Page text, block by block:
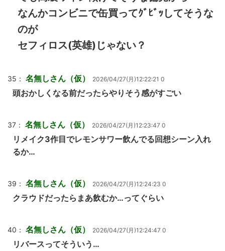
なんかコンビニで缶買ってｸﾞﾋﾞｯしてそうな
のが
セフィロス(英雄)じゃない？
35： 名無しさん（仮） 2026/04/27(月)12:22:21 0
頭おかしくなる前だったらやりそう感がすごい
37： 名無しさん（仮） 2026/04/27(月)12:23:47 0
リメイク3作目でレモンサワー飲んでる回想シーン入れ
るか…
39： 名無しさん（仮） 2026/04/27(月)12:24:23 0
クラウドだったらまあ飲むか…ってぐらい
40： 名無しさん（仮） 2026/04/27(月)12:24:47 0
リバースってそういう…